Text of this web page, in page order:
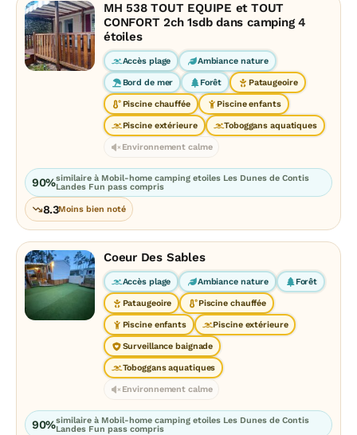
MH 538 TOUT EQUIPE et TOUT
CONFORT 2ch 1sdb dans camping 4
étoiles
Accès plage Ambiance nature
Bord de mer Forêt Pataugeoire
Piscine chauffée Piscine enfants
Piscine extérieure Toboggans aquatiques
Environnement calme
90%similaire à Mobil-home camping etoiles Les Dunes de Contis
Landes Fun pass compris
8.3Moins bien noté
Coeur Des Sables
Accès plage Ambiance nature Forêt
Pataugeoire Piscine chauffée
Piscine enfants Piscine extérieure
Surveillance baignade
Toboggans aquatiques
Environnement calme
90%similaire à Mobil-home camping etoiles Les Dunes de Contis
Landes Fun pass compris